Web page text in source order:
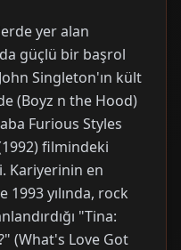
yer alan
güçlü bir başrol
Singleton'ın kült
(Boyz n the Hood)
Furious Styles
filmindeki
Kariyerinin en
1993 yılında, rock
"Tina:
(What's Love Got